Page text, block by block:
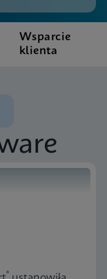
Wsparcie
klienta
®